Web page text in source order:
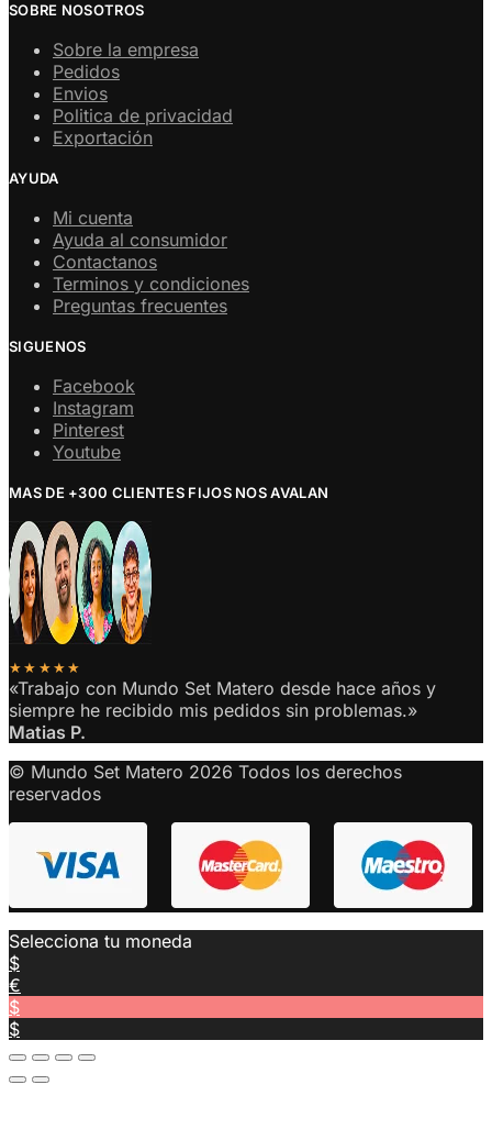
SOBRE NOSOTROS
Sobre la empresa
Pedidos
Envios
Politica de privacidad
Exportación
AYUDA
Mi cuenta
Ayuda al consumidor
Contactanos
Terminos y condiciones
Preguntas frecuentes
SIGUENOS
Facebook
Instagram
Pinterest
Youtube
MAS DE +300 CLIENTES FIJOS NOS AVALAN
★★★★★
«Trabajo con Mundo Set Matero desde hace años y
siempre he recibido mis pedidos sin problemas.»
Matias P.
© Mundo Set Matero 2026 Todos los derechos
reservados
Selecciona tu moneda
$
€
$
$